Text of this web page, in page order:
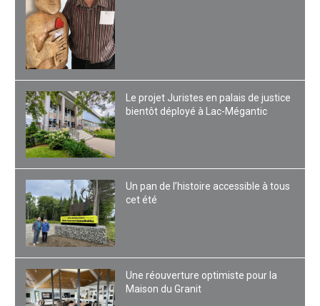
Le projet Juristes en palais de justice
bientôt déployé à Lac-Mégantic
Un pan de l’histoire accessible à tous
cet été
Une réouverture optimiste pour la
Maison du Granit